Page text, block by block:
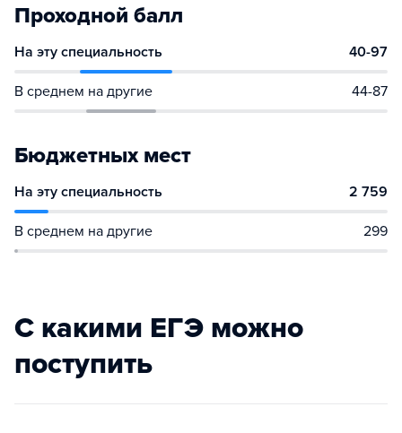
Проходной балл
На эту специальность 40-97
В среднем на другие 44-87
Бюджетных мест
На эту специальность 2 759
В среднем на другие 299
С какими ЕГЭ можно
поступить